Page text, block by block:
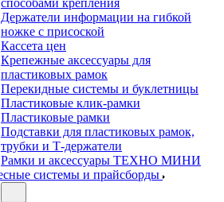
способами крепления
Держатели информации на гибкой
ножке с присоской
Кассета цен
Крепежные аксессуары для
пластиковых рамок
Перекидные системы и буклетницы
Пластиковые клик-рамки
Пластиковые рамки
Подставки для пластиковых рамок,
трубки и Т-держатели
Рамки и аксессуары ТЕХНО МИНИ
системы и прайсборды